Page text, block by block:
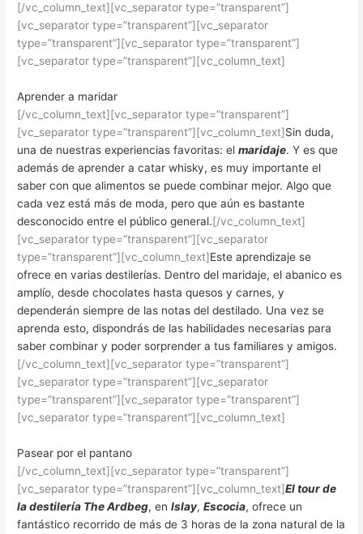
[/vc_column_text][vc_separator type=”transparent”]
[vc_separator type=”transparent”][vc_separator
type=”transparent”][vc_separator type=”transparent”]
[vc_separator type=”transparent”][vc_column_text]
Aprender a maridar
[/vc_column_text][vc_separator type=”transparent”]
[vc_separator type=”transparent”][vc_column_text]Sin duda,
una de nuestras experiencias favoritas: elmaridaje. Y es que
además de aprender a catar whisky, es muy importante el
saber con que alimentos se puede combinar mejor. Algo que
cada vez está más de moda, pero que aún es bastante
desconocido entre el público general.[/vc_column_text]
[vc_separator type=”transparent”][vc_separator
type=”transparent”][vc_column_text]Este aprendizaje se
ofrece en varias destilerías. Dentro del maridaje, el abanico es
amplío, desde chocolates hasta quesos y carnes, y
dependerán siempre de las notas del destilado. Una vez se
aprenda esto, dispondrás de las habilidades necesarias para
saber combinar y poder sorprender a tus familiares y amigos.
[/vc_column_text][vc_separator type=”transparent”]
[vc_separator type=”transparent”][vc_separator
type=”transparent”][vc_separator type=”transparent”]
[vc_separator type=”transparent”][vc_column_text]
Pasear por el pantano
[/vc_column_text][vc_separator type=”transparent”]
[vc_separator type=”transparent”][vc_column_text]El tour de
la destilería The Ardbeg, enIslay,Escocia, ofrece un
fantástico recorrido de más de 3 horas de la zona natural de la